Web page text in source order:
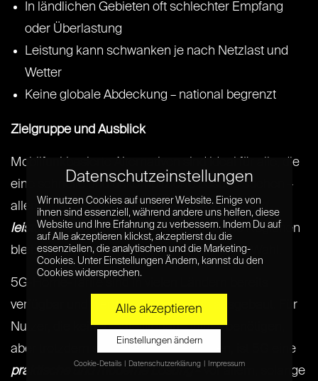
In ländlichen Gebieten oft schlechter Empfang
oder Überlastung
Leistung kann schwanken je nach Netzlast und
Wetter
Keine globale Abdeckung – national begrenzt
Zielgruppe und Ausblick
Mobilfunkbasierte Alternativen sind ideal für alle, die
eine schnelle und unkomplizierte Lösung suchen –
allerdingsnur dort, wo das Netz entsprechend
leistungsfähig ist. Für wirklich abgelegene Regionen
bleibt Satelliteninternet vorerst die bessere Wahl.
5G-Home-Tarife sind in vielen Ländern bereits
verfügbar und werden kontinuierlich ausgebaut. Für
Nutzer, die keinen Satellitenanschluss benötigen,
aber trotzdem schnelles Internet wollen, ist 5G eine
praktische und moderne Lösung
– vor allem, solange
Datenschutzeinstellungen
Wir nutzen Cookies auf unserer Website. Einige von
ihnen sind essenziell, während andere uns helfen, diese
Website und Ihre Erfahrung zu verbessern. Indem Du auf
auf Alle akzeptieren klickst, akzeptierst du die
essenziellen, die analytischen und die Marketing-
Cookies. Unter Einstellungen Ändern, kannst du den
Cookies widersprechen.
Alle akzeptieren
Einstellungen ändern
Cookie-Details Datenschutzerklärung Impressum